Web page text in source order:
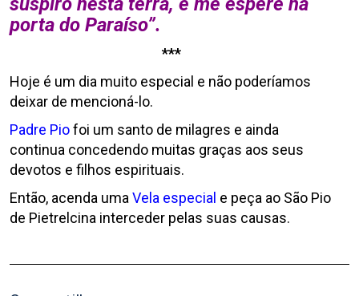
porta do Paraíso”.
***
Hoje é um dia muito especial e não poderíamos
deixar de mencioná-lo.
Padre Piofoi um santo de milagres e ainda
continua concedendo muitas graças aos seus
devotos e filhos espirituais.
Então, acenda uma Vela especial e peça ao São Pio
de Pietrelcina interceder pelas suas causas.